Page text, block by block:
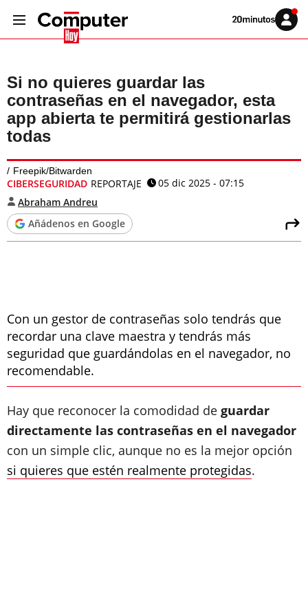
Volver
Iniciar
sesión
Si no quieres guardar las
contraseñas en el navegador, esta
app abierta te permitirá gestionarlas
todas
Freepik/Bitwarden
CIBERSEGURIDAD REPORTAJE
05 dic 2025 - 07:15
Abraham Andreu
Añádenos en Google
Con un gestor de contraseñas solo tendrás que
recordar una clave maestra y tendrás más
seguridad que guardándolas en el navegador, no
recomendable.
Hay que reconocer la comodidad de guardar
directamente las contraseñas en el navegador
con un simple clic, aunque no es la mejor opción
si quieres que estén realmente protegidas.